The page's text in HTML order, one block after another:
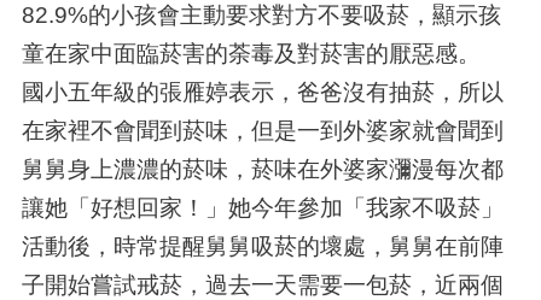
82.9%的小孩會主動要求對方不要吸菸，顯示孩
童在家中面臨菸害的荼毒及對菸害的厭惡感。
國小五年級的張雁婷表示，爸爸沒有抽菸，所以
在家裡不會聞到菸味，但是一到外婆家就會聞到
舅舅身上濃濃的菸味，菸味在外婆家瀰漫每次都
讓她「好想回家！」她今年參加「我家不吸菸」
活動後，時常提醒舅舅吸菸的壞處，舅舅在前陣
子開始嘗試戒菸，過去一天需要一包菸，近兩個